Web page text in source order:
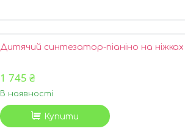
Дитячий синтезатор-піаніно на
1 745 ₴
В наявності
Купити